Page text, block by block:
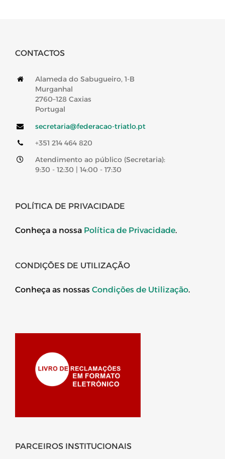
CONTACTOS
Alameda do Sabugueiro, 1-B
Murganhal
2760–128 Caxias
Portugal
secretaria@federacao-triatlo.pt
+351 214 464 820
Atendimento ao público (Secretaria):
9:30 - 12:30 | 14:00 - 17:30
POLÍTICA DE PRIVACIDADE
Conheça a nossa Política de Privacidade.
CONDIÇÕES DE UTILIZAÇÃO
Conheça as nossas Condições de Utilização.
PARCEIROS INSTITUCIONAIS